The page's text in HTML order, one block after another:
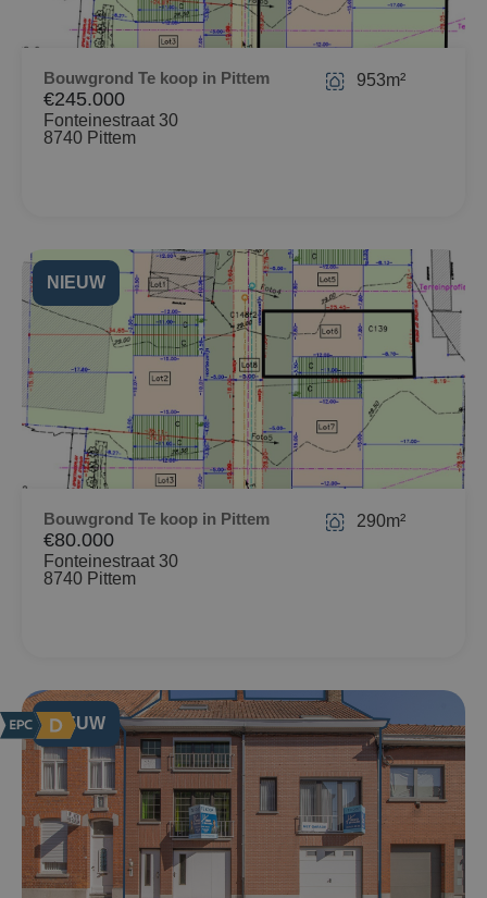
Bouwgrond Te koop in Pittem
€245.000
Fonteinestraat 30
8740 Pittem
953m²
NIEUW
Bouwgrond Te koop in Pittem
€80.000
Fonteinestraat 30
8740 Pittem
290m²
NIEUW